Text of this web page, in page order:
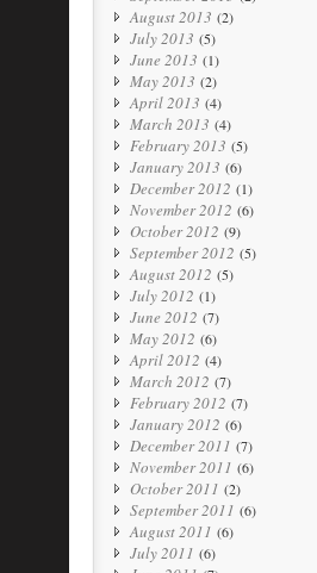
August 2013 (2)
July 2013 (5)
June 2013 (1)
May 2013 (2)
April 2013 (4)
March 2013 (4)
February 2013 (5)
January 2013 (6)
December 2012 (1)
November 2012 (6)
October 2012 (9)
September 2012 (5)
August 2012 (5)
July 2012 (1)
June 2012 (7)
May 2012 (6)
April 2012 (4)
March 2012 (7)
February 2012 (7)
January 2012 (6)
December 2011 (7)
November 2011 (6)
October 2011 (2)
September 2011 (6)
August 2011 (6)
July 2011 (6)